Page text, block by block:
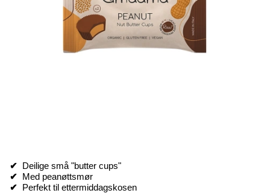
✔ Deilige små "butter cups"
✔ Med peanøttsmør
✔
Perfekt til ettermiddagskosen